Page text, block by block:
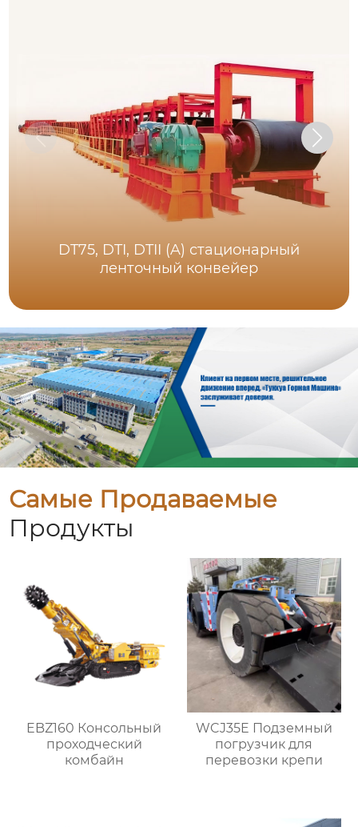
DT75, DTI, DTII (A) стационарный
ленточный конвейер
Самые Продаваемые
Продукты
EBZ160 Консольный
проходческий
комбайн
WCJ35E Подземный
погрузчик для
перевозки крепи